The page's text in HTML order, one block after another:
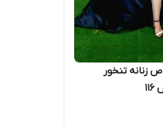
زنانه تنخور